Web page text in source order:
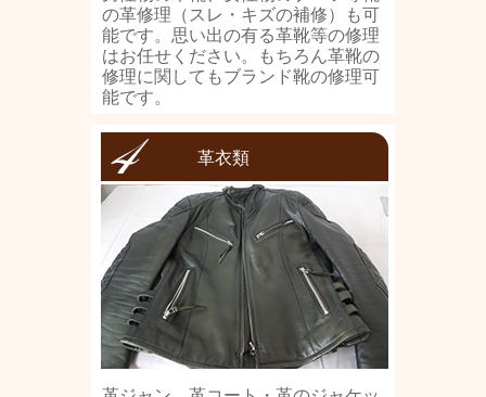
の革修理（スレ・キズの補修）も可
能です。思い出の有る革靴等の修理
はお任せください。もちろん革靴の
修理に関してもブランド靴の修理可
能です。
革衣類